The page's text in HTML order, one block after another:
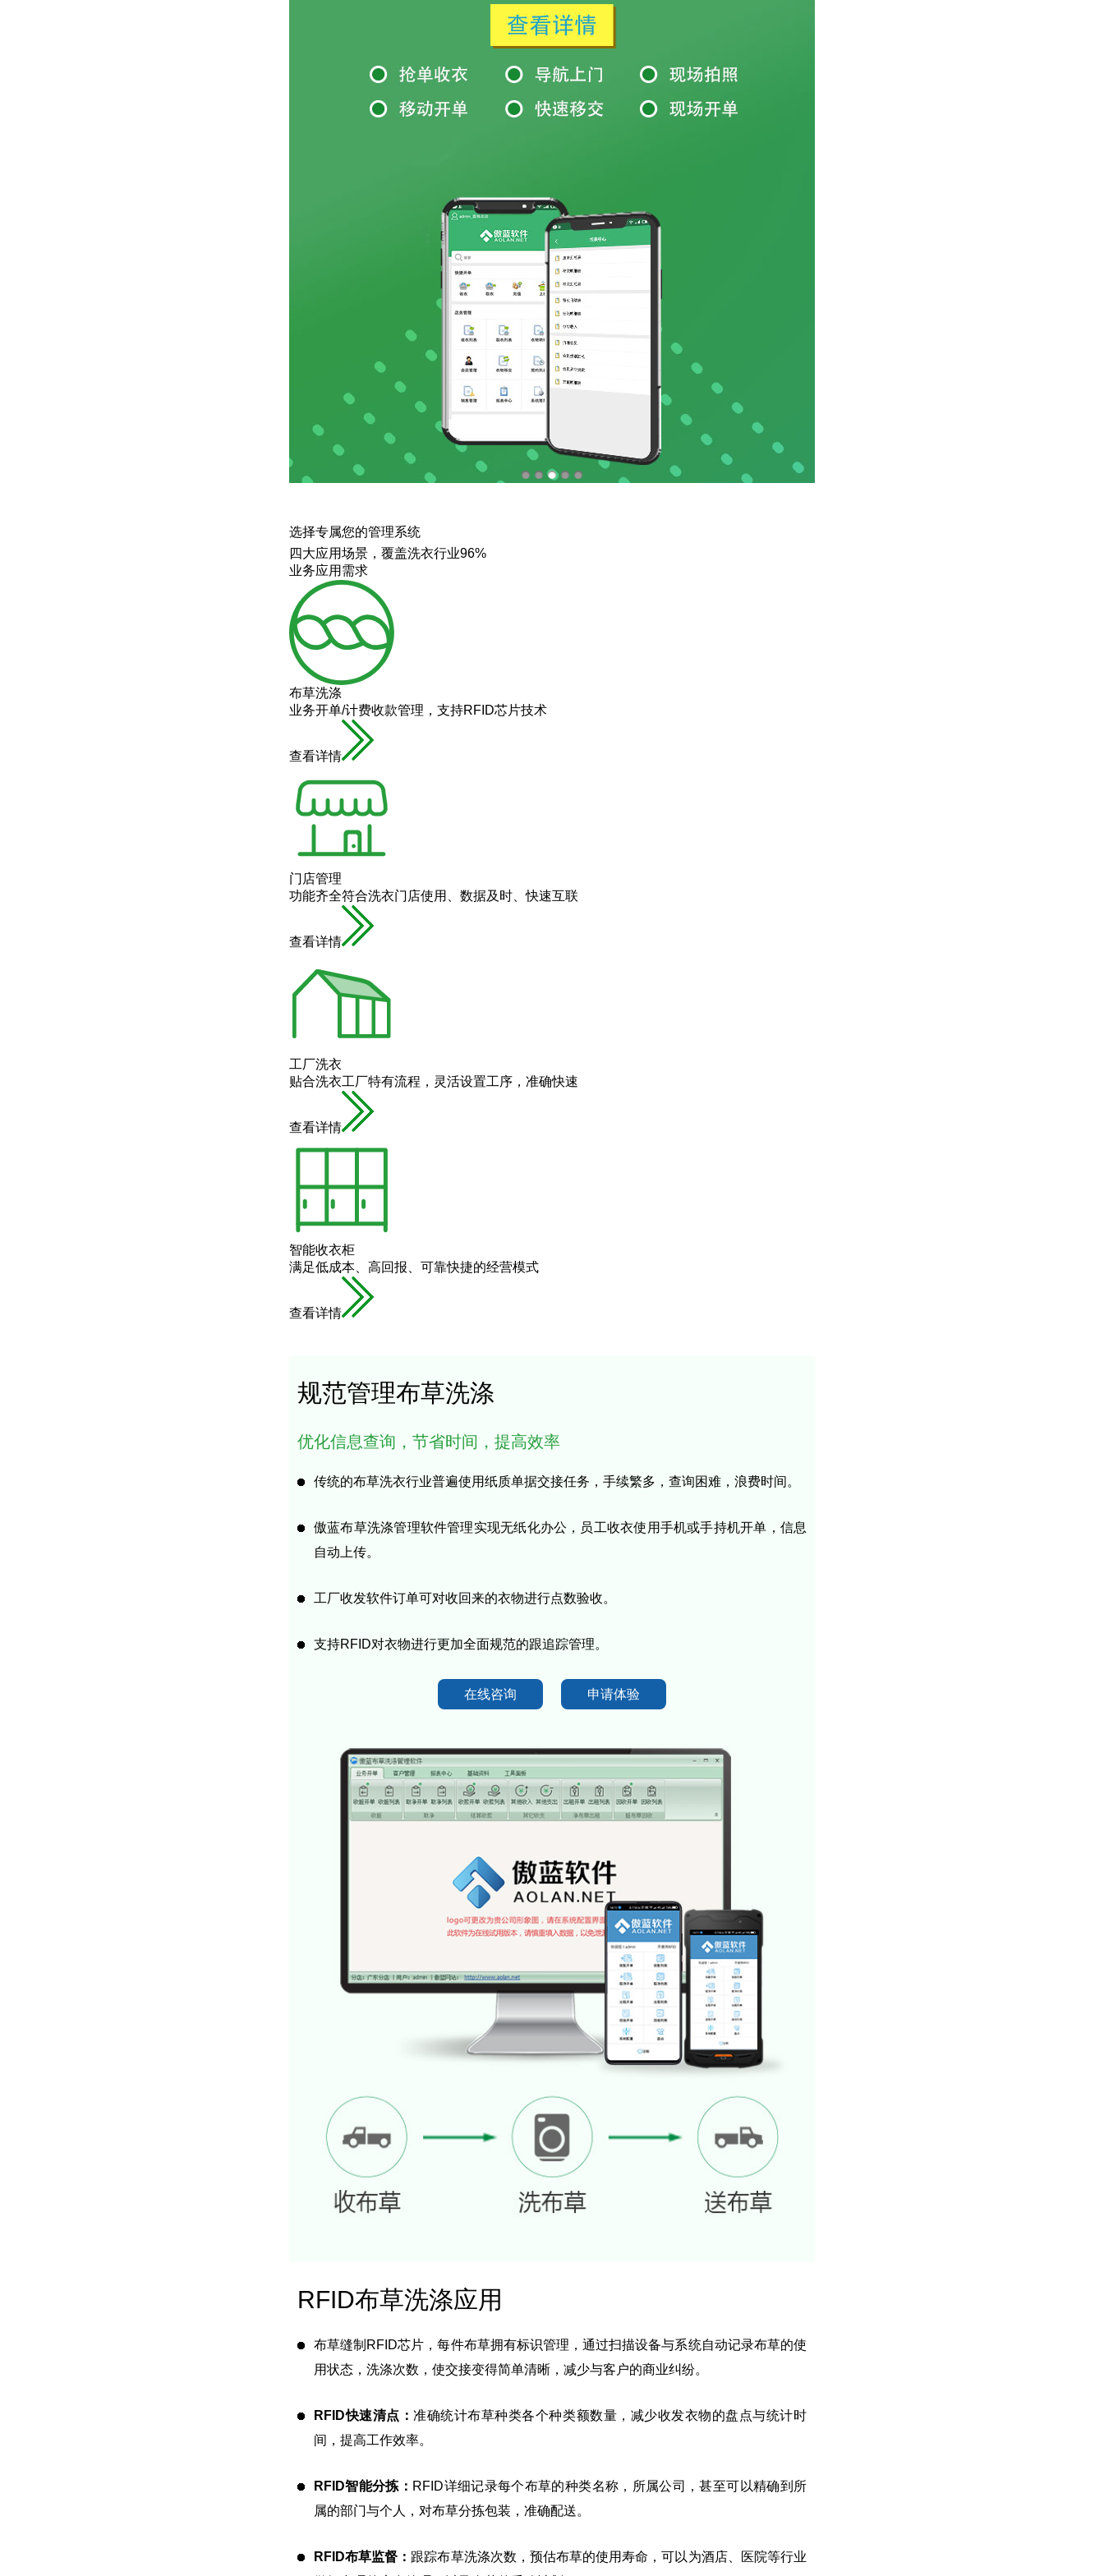
选择专属您的管理系统
四大应用场景，覆盖洗衣行业96%
业务应用需求
布草洗涤
业务开单/计费收款管理，支持RFID芯片技术
查看详情
门店管理
功能齐全符合洗衣门店使用、数据及时、快速互联
查看详情
工厂洗衣
贴合洗衣工厂特有流程，灵活设置工序，准确快速
查看详情
智能收衣柜
满足低成本、高回报、可靠快捷的经营模式
查看详情
规范管理布草洗涤
优化信息查询，节省时间，提高效率
传统的布草洗衣行业普遍使用纸质单据交接任务，手续繁多，查询困难，浪费时间。
傲蓝布草洗涤管理软件管理实现无纸化办公，员工收衣使用手机或手持机开单，信息
自动上传。
工厂收发软件订单可对收回来的衣物进行点数验收。
支持RFID对衣物进行更加全面规范的跟追踪管理。
在线咨询 申请体验
RFID布草洗涤应用
布草缝制RFID芯片，每件布草拥有标识管理，通过扫描设备与系统自动记录布草的使
用状态，洗涤次数，使交接变得简单清晰，减少与客户的商业纠纷。
RFID快速清点：准确统计布草种类各个种类额数量，减少收发衣物的盘点与统计时
间，提高工作效率。
RFID智能分拣： RFID详细记录每个布草的种类名称，所属公司，甚至可以精确到所
属的部门与个人，对布草分拣包装，准确配送。
RFID布草监督： 跟踪布草洗涤次数，预估布草的使用寿命，可以为酒店、医院等行业